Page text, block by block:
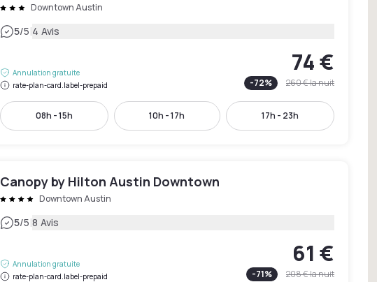
Downtown Austin
5/5|4 Avis
Annulation gratuite
rate-plan-card.label-prepaid
74 €
-72% 260 €la nuit
08h - 15h 10h - 17h 17h - 23h
Canopy by Hilton Austin Downtown
Downtown Austin
5/5|8 Avis
Annulation gratuite
rate-plan-card.label-prepaid
61 €
-71% 208 €la nuit